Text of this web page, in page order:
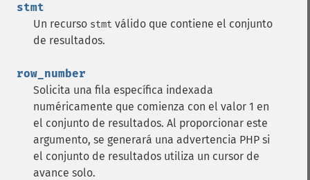
stmt
Un recurso stmt válido que contiene el conjunto
de resultados.
row_number
Solicita una fila específica indexada
numéricamente que comienza con el valor 1 en
el conjunto de resultados. Al proporcionar este
argumento, se generará una advertencia PHP si
el conjunto de resultados utiliza un cursor de
avance solo.